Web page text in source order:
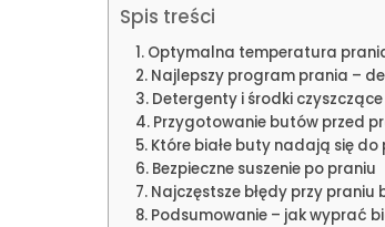
Spis treści
Optymalna temperatura
Najlepszy program prania –
Detergenty i środki
Przygotowanie butów przed
Które białe buty nadają się do
Bezpieczne suszenie po praniu
Najczęstsze błędy przy praniu
Podsumowanie – jak wyprać